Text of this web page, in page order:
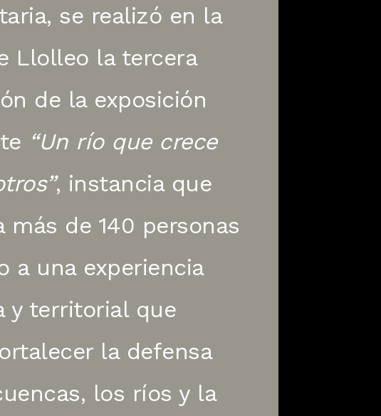
se realizó en la
Llolleo la tercera
de la exposición
“Un río que crece
, instancia que
más de 140 personas
a una experiencia
y territorial que
la defensa
los ríos y la